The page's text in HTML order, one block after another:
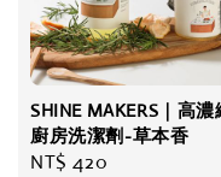
SHINE MAKERS｜高濃
廚房洗潔劑-草本香
Regular
NT$ 420